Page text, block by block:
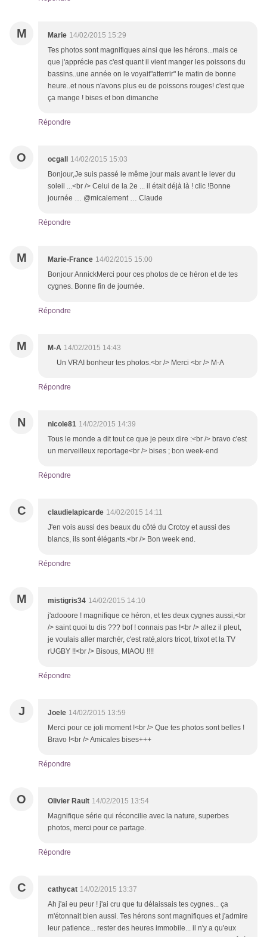
M Marie 14/02/2015 15:29
Tes photos sont magnifiques ainsi que les hérons...mais ce
que j'apprécie pas c'est quant il vient manger les poissons du
bassins..une année on le voyait"atterrir" le matin de bonne
heure..et nous n'avons plus eu de poissons rouges! c'est que
ça mange ! bises et bon dimanche
Répondre
O ocgall
14/02/2015 15:03
Bonjour,Je suis passé le même jour mais avant le lever du
soleil ...<br /> Celui de la 2e ... il était déjà là ! clic !Bonne
journée … @micalement … Claude
Répondre
M Marie-France 14/02/2015 15:00
Bonjour AnnickMerci pour ces photos de ce héron et de tes
cygnes. Bonne fin de journée.
Répondre
M M-A 14/02/2015 14:43
Un VRAI bonheur tes photos.<br /> Merci <br /> M-A
Répondre
N nicole81 14/02/2015 14:39
Tous le monde a dit tout ce que je peux dire :<br /> bravo c'est
un merveilleux reportage<br /> bises ; bon week-end
Répondre
C claudielapicarde 14/02/2015 14:11
J'en vois aussi des beaux du côté du Crotoy et aussi des
blancs, ils sont élégants.<br /> Bon week end.
Répondre
M mistigris34 14/02/2015 14:10
j'adooore ! magnifique ce héron, et tes deux cygnes aussi,<br
/> saint quoi tu dis ??? bof ! connais pas !<br /> allez il pleut,
je voulais aller marchér, c'est raté,alors tricot, trixot et la TV
rUGBY !!<br /> Bisous, MIAOU !!!!
Répondre
J Joele 14/02/2015 13:59
Merci pour ce joli moment !<br /> Que tes photos sont belles !
Bravo !<br /> Amicales bises+++
Répondre
O Olivier Rault 14/02/2015 13:54
Magnifique série qui réconcilie avec la nature, superbes
photos, merci pour ce partage.
Répondre
C cathycat 14/02/2015 13:37
Ah j'ai eu peur ! j'ai cru que tu délaissais tes cygnes... ça
m'étonnait bien aussi. Tes hérons sont magnifiques et j'admire
leur patience... rester des heures immobile... il n'y a qu'eux